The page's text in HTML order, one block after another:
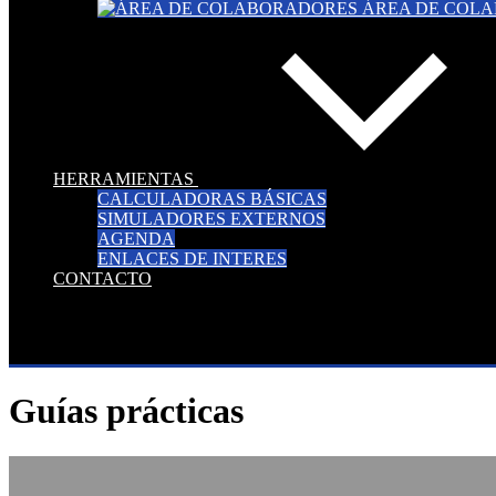
ÁREA DE
HERRAMIENTAS
CALCULADORAS BÁSICAS
SIMULADORES EXTERNOS
AGENDA
ENLACES DE INTERES
CONTACTO
Guías prácticas